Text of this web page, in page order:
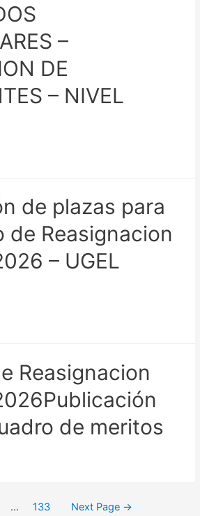
–
DE
– NIVEL
de plazas para
de Reasignacion
– UGEL
Reasignacion
de meritos
… 133 Next Page →